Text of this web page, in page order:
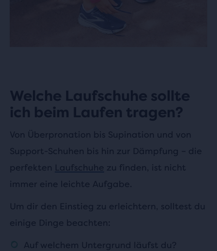
Welche Laufschuhe sollte
ich beim Laufen tragen?
Von Überpronation bis Supination und von
Support-Schuhen bis hin zur Dämpfung – die
perfekten Laufschuhe zu finden, ist nicht
immer eine leichte Aufgabe.
Um dir den Einstieg zu erleichtern, solltest du
einige Dinge beachten:
Auf welchem Untergrund läufst du?